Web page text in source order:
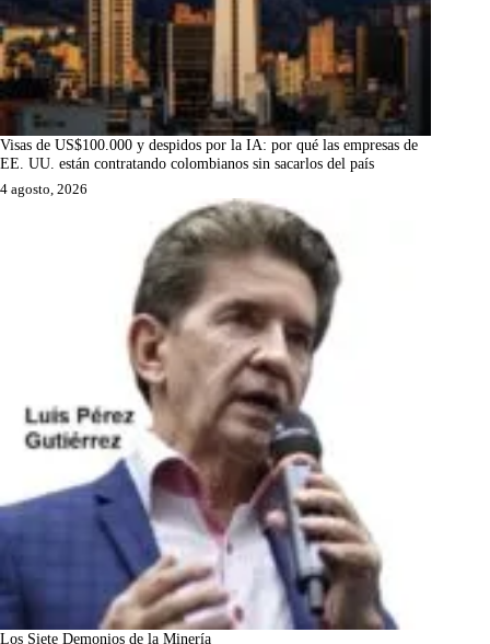
Visas de US$100.000 y despidos por la IA: por qué las empresas de
EE. UU. están contratando colombianos sin sacarlos del país
4 agosto, 2026
Los Siete Demonios de la Minería